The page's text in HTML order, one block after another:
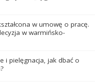
w umowę o pracę.
w warmińsko-
i pielęgnacja, jak dbać o